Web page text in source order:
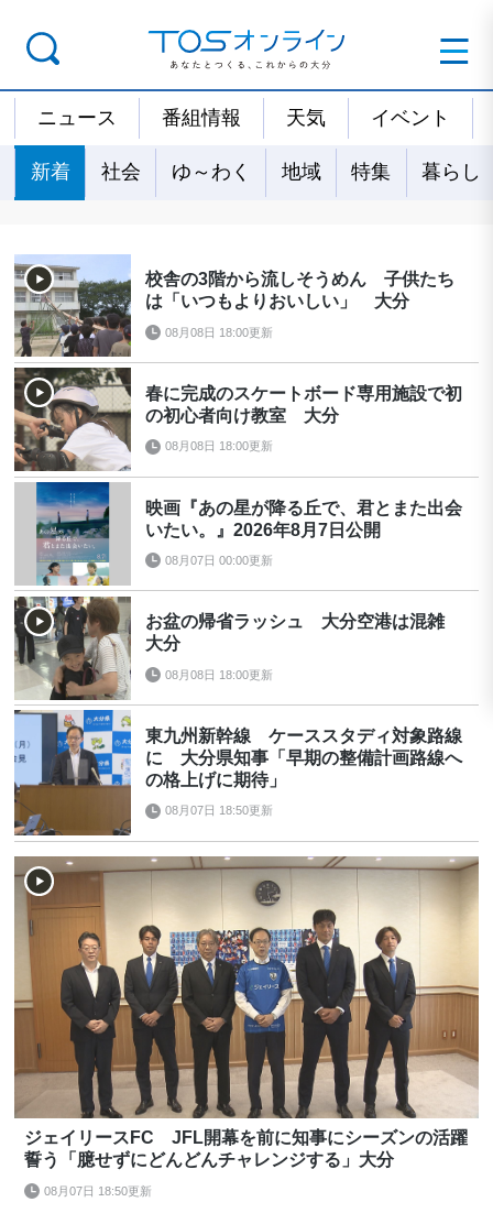
ニュース 番組情報 天気 イベント
新着 社会 ゆ～わく 地域 特集 暮らし
校舎の3階から流しそうめん 子供たち
は「いつもよりおいしい」 大分
08月08日 18:00更新
春に完成のスケートボード専用施設で初
の初心者向け教室 大分
08月08日 18:00更新
映画『あの星が降る丘で、君とまた出会
いたい。』2026年8月7日公開
08月07日 00:00更新
お盆の帰省ラッシュ 大分空港は混雑
大分
08月08日 18:00更新
東九州新幹線 ケーススタディ対象路線
に 大分県知事「早期の整備計画路線へ
の格上げに期待」
08月07日 18:50更新
ジェイリースFC JFL開幕を前に知事にシーズンの活躍
誓う「臆せずにどんどんチャレンジする」大分
08月07日 18:50更新